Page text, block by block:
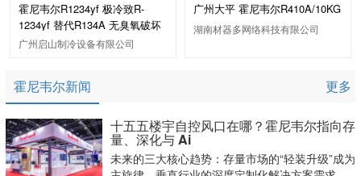
霍尼韦尔R1234yf 极冷致R-
1234yf 替代R134A 无臭氧破坏
广州启山制冷设备有限公司
广州大平 霍尼韦尔R410A/10KG
湖南材器多网络科技有限公司
霍尼韦尔新闻 更多
十五五楼宇自控风口在哪？霍尼韦尔指向存
量、深化与 Ai
未来的三大核心趋势：存量市场的“轻装升级”成为